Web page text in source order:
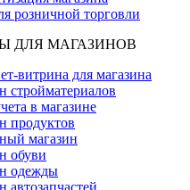
розничной торговли
ДЛЯ МАГАЗИНОВ
витрина для магазина
стройматериалов
в магазине
продуктов
магазин
обуви
одежды